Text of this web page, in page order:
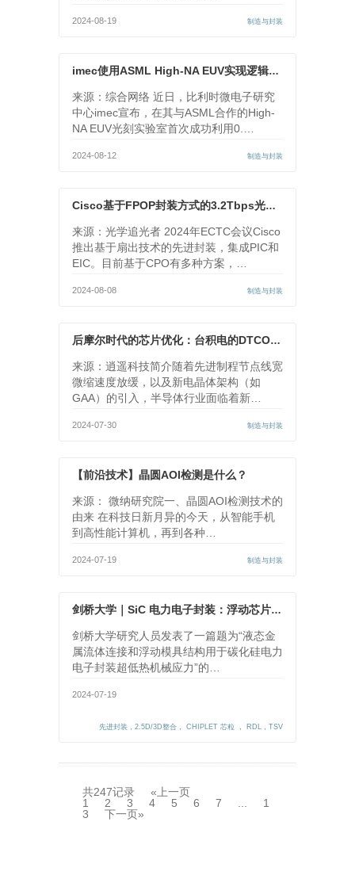
2024-08-19 制造与封装
imec使用ASML High-NA EUV实现逻辑、DRAM结构图案化
来源：综合网络 近日，比利时微电子研究
中心imec宣布，在其与ASML合作的High-
NA EUV光刻实验室首次成功利用0.…
2024-08-12 制造与封装
Cisco基于FPOP封装方式的3.2Tbps光学引擎
来源：光学追光者 2024年ECTC会议Cisco
推出基于扇出技术的先进封装，集成PIC和
EIC。目前基于CPO有多种方案，…
2024-08-08 制造与封装
后摩尔时代的芯片优化：台积电的DTCO技术解析
来源：逍遥科技简介随着先进制程节点线宽
微缩速度放缓，以及新电晶体架构（如
GAA）的引入，半导体行业面临着新…
2024-07-30 制造与封装
【前沿技术】晶圆AOI检测是什么？
来源： 微纳研究院一、晶圆AOI检测技术的
由来 在科技日新月异的今天，从智能手机
到高性能计算机，再到各种…
2024-07-19 制造与封装
剑桥大学｜SiC 电力电子封装：浮动芯片结构和液态金属流体连接
剑桥大学研究人员发表了一篇题为“液态金
属流体连接和浮动模具结构用于碳化硅电力
电子封装超低热机械应力”的…
2024-07-19
先进封装，2.5D/3D整合， CHIPLET 芯粒 ， RDL，TSV
共247记录
«上一页
1
2 3 4 5 6 7
1
3
下一页»